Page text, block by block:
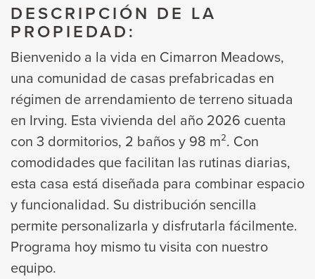
DESCRIPCIÓN DE LA
PROPIEDAD:
Bienvenido a la vida en Cimarron Meadows,
una comunidad de casas prefabricadas en
régimen de arrendamiento de terreno situada
en Irving. Esta vivienda del año 2026 cuenta
con 3 dormitorios, 2 baños y 98 m². Con
comodidades que facilitan las rutinas diarias,
esta casa está diseñada para combinar espacio
y funcionalidad. Su distribución sencilla
permite personalizarla y disfrutarla fácilmente.
Programa hoy mismo tu visita con nuestro
equipo.